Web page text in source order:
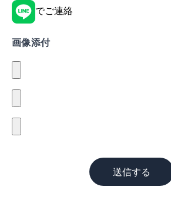
でご連絡
画像添付
送信する